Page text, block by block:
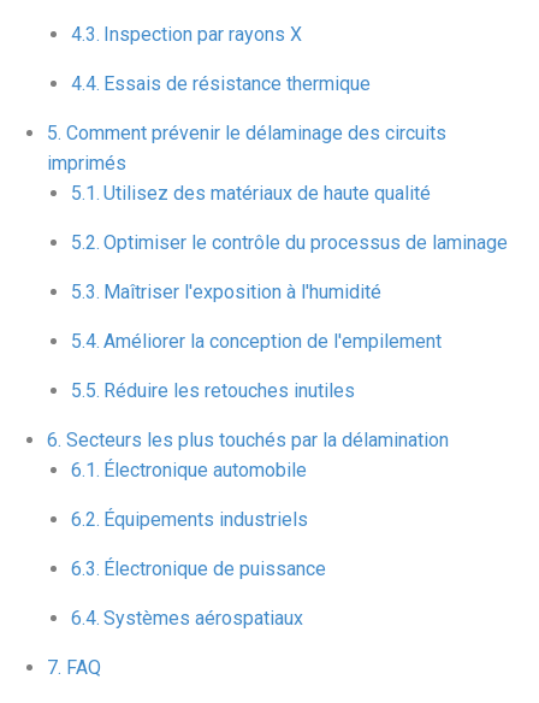
Inspection par rayons X
Essais de résistance thermique
Comment prévenir le délaminage des circuits
imprimés
Utilisez des matériaux de haute qualité
Optimiser le contrôle du processus de laminage
Maîtriser l'exposition à l'humidité
Améliorer la conception de l'empilement
Réduire les retouches inutiles
Secteurs les plus touchés par la délamination
Électronique automobile
Équipements industriels
Électronique de puissance
Systèmes aérospatiaux
FAQ